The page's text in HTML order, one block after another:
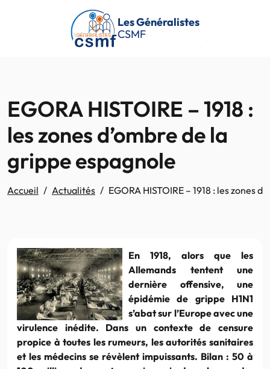
Passer au contenu principal
Les Généralistes
CSMF
EGORA HISTOIRE – 1918 :
les zones d’ombre de la
grippe espagnole
Accueil Actualités EGORA HISTOIRE – 1918 : les zones
En 1918, alors que les
Allemands tentent une
dernière offensive, une
épidémie de grippe H1N1
s’abat sur l’Europe avec une
virulence inédite. Dans un contexte de censure
propice à toutes les rumeurs, les autorités sanitaires
et les médecins se révèlent impuissants. Bilan : 50 à